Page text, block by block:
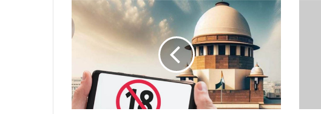
पोर्न
देखना
अपराध
किया